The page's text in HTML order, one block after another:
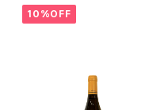
10%OFF